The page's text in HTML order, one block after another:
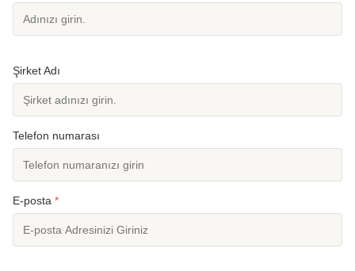
Şirket Adı
Telefon numarası
E-posta *